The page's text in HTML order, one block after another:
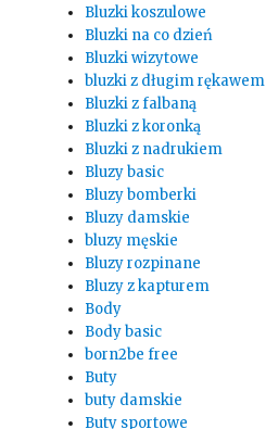
Bluzki koszulowe
Bluzki na co dzień
Bluzki wizytowe
bluzki z długim rękawem
Bluzki z falbaną
Bluzki z koronką
Bluzki z nadrukiem
Bluzy basic
Bluzy bomberki
Bluzy damskie
bluzy męskie
Bluzy rozpinane
Bluzy z kapturem
Body
Body basic
born2be free
Buty
buty damskie
Buty sportowe